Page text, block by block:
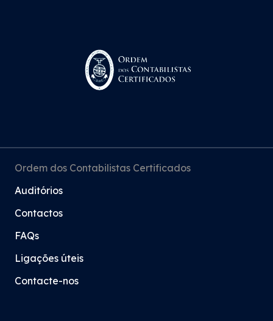
Ordem dos Contabilistas Certificados
Auditórios
Contactos
FAQs
Ligações úteis
Contacte-nos